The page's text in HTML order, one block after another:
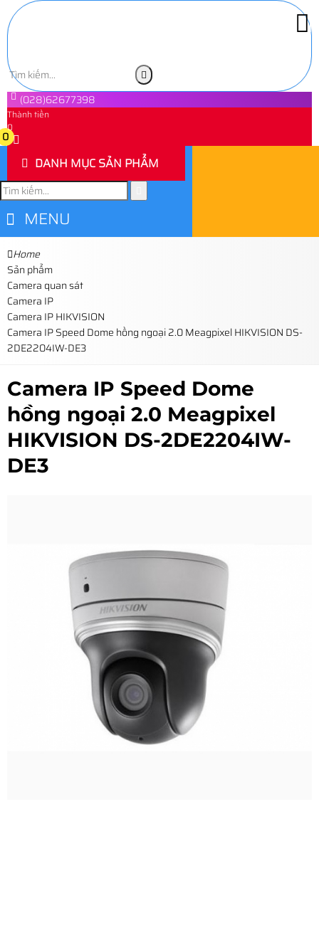
(028)62677398
Thành tiền
0
0
DANH MỤC SẢN PHẨM
MENU
Home
Sản phẩm
Camera quan sát
Camera IP
Camera IP HIKVISION
Camera IP Speed Dome hồng ngoại 2.0 Meagpixel HIKVISION DS-
2DE2204IW-DE3
Camera IP Speed Dome
hồng ngoại 2.0 Meagpixel
HIKVISION DS-2DE2204IW-
DE3